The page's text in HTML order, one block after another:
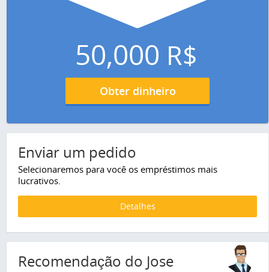
50,000 R$
Obter dinheiro
Enviar um pedido
Selecionaremos para você os empréstimos mais
lucrativos.
Detalhes
Recomendação do Jose